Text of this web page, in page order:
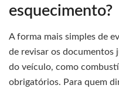
esquecimento?
A forma mais simples de
de revisar os documentos
do veículo, como
obrigatórios. Para quem